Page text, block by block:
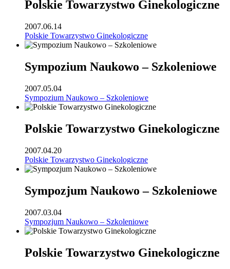
Polskie Towarzystwo Ginekologiczne
2007.06.14
Polskie Towarzystwo Ginekologiczne
Sympozium Naukowo – Szkoleniowe
2007.05.04
Sympozium Naukowo – Szkoleniowe
Polskie Towarzystwo Ginekologiczne
2007.04.20
Polskie Towarzystwo Ginekologiczne
Sympozjum Naukowo – Szkoleniowe
2007.03.04
Sympozjum Naukowo – Szkoleniowe
Polskie Towarzystwo Ginekologiczne